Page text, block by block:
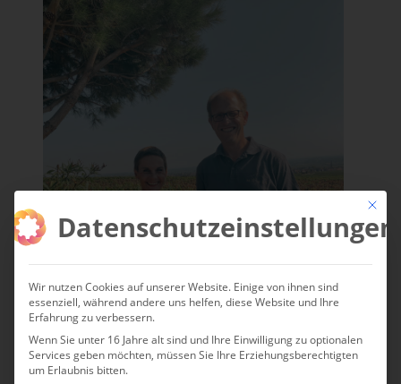
Mit
Datenschutzeinstellungen
Wir nutzen Cookies auf unserer Website. Einige von ihnen sind
essenziell, während andere uns helfen, diese Website und Ihre
Erfahrung zu verbessern.
Wenn Sie unter 16 Jahre alt sind und Ihre Einwilligung zu optionalen
Services geben möchten, müssen Sie Ihre Erziehungsberechtigten
um Erlaubnis bitten.